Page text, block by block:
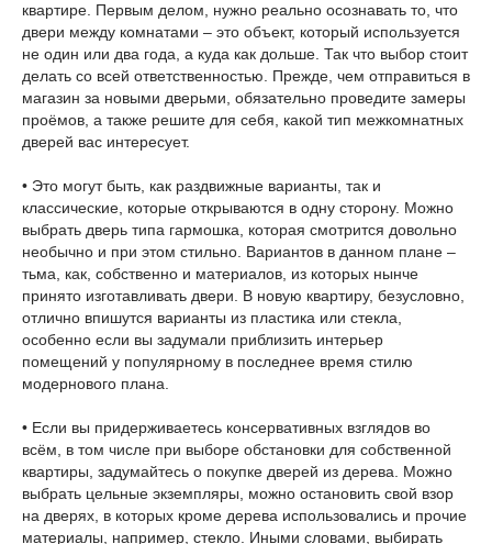
квартире. Первым делом, нужно реально осознавать то, что
двери между комнатами – это объект, который используется
не один или два года, а куда как дольше. Так что выбор стоит
делать со всей ответственностью. Прежде, чем отправиться в
магазин за новыми дверьми, обязательно проведите замеры
проёмов, а также решите для себя, какой тип межкомнатных
дверей вас интересует.
• Это могут быть, как раздвижные варианты, так и
классические, которые открываются в одну сторону. Можно
выбрать дверь типа гармошка, которая смотрится довольно
необычно и при этом стильно. Вариантов в данном плане –
тьма, как, собственно и материалов, из которых нынче
принято изготавливать двери. В новую квартиру, безусловно,
отлично впишутся варианты из пластика или стекла,
особенно если вы задумали приблизить интерьер
помещений у популярному в последнее время стилю
модернового плана.
• Если вы придерживаетесь консервативных взглядов во
всём, в том числе при выборе обстановки для собственной
квартиры, задумайтесь о покупке дверей из дерева. Можно
выбрать цельные экземпляры, можно остановить свой взор
на дверях, в которых кроме дерева использовались и прочие
материалы, например, стекло. Иными словами, выбирать